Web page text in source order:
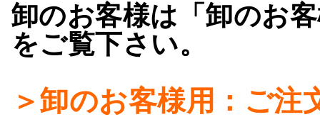
卸のお客様は「卸のお
をご覧下さい。
＞卸のお客様用：ご注